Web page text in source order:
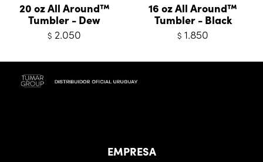
20 oz All Around™
Tumbler - Dew
$ 2.050
16 oz All Around™
Tumbler - Black
$ 1.850
EMPRESA